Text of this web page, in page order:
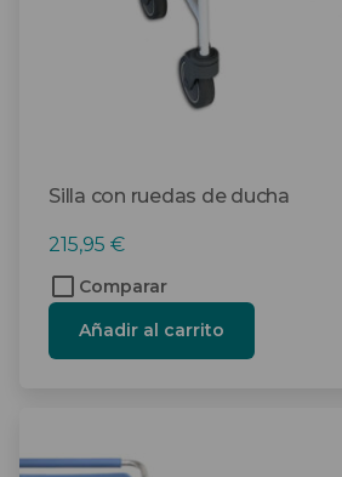
Silla con ruedas de ducha
215,95 €
Comparar
Añadir al carrito